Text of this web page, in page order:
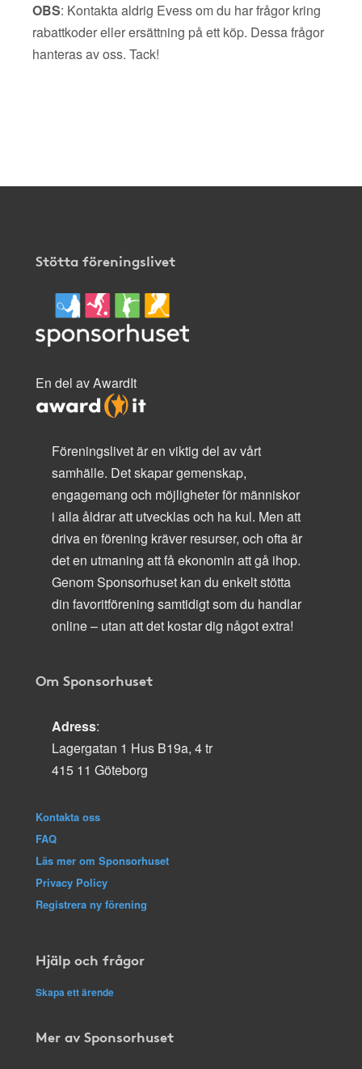
OBS: Kontakta aldrig Evess om du har frågor kring
rabattkoder eller ersättning på ett köp. Dessa frågor
hanteras av oss. Tack!
Stötta föreningslivet
En del av AwardIt
Föreningslivet är en viktig del av vårt
samhälle. Det skapar gemenskap,
engagemang och möjligheter för människor
i alla åldrar att utvecklas och ha kul. Men att
driva en förening kräver resurser, och ofta är
det en utmaning att få ekonomin att gå ihop.
Genom Sponsorhuset kan du enkelt stötta
din favoritförening samtidigt som du handlar
online – utan att det kostar dig något extra!
Om Sponsorhuset
Adress:
Lagergatan 1 Hus B19a, 4 tr
415 11 Göteborg
Kontakta oss
FAQ
Läs mer om Sponsorhuset
Privacy Policy
Registrera ny förening
Hjälp och frågor
Skapa ett ärende
Mer av Sponsorhuset